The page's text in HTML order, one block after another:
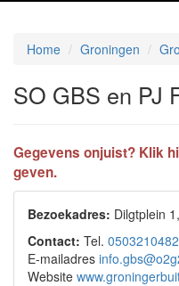
Home Groningen
SO GBS en PJ
Gegevens onjuist? Klik
geven.
Bezoekadres: Dilgtplein
Contact: Tel. 0503210482
E-mailadres
Website